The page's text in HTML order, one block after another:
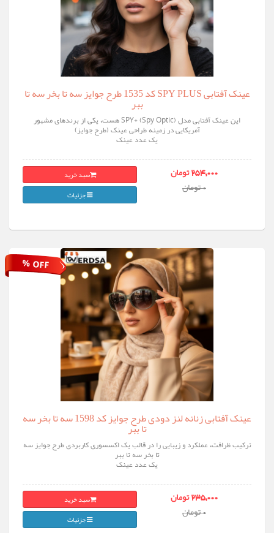
عینک آفتابی SPY PLUS کد 1535 طرح جوایز سه تا بخر سه تا
ببر
این عینک آفتابی مدل SPY+ (Spy Optic) هست، یکی از برندهای مشهور
آمریکایی در زمینه طراحی عینک (طرح جوایز)
یک عدد عینک
254,000 تومان
0 تومان
سبد خرید
جزئیات
% OFF
عینک آفتابی زنانه لنز دودی طرح جوایز کد 1598 سه تا بخر سه
تا ببر
ترکیب ظرافت، عملکرد و زیبایی را در قالب یک اکسسوری کاربردی طرح جوایز سه
تا بخر سه تا ببر
یک عدد عینک
235,000 تومان
0 تومان
سبد خرید
جزئیات